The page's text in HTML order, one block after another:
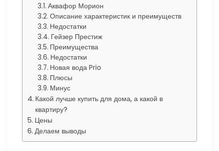
Аквафор Морион
Описание характеристик и преимуществ
Недостатки
Гейзер Престиж
Преимущества
Недостатки
Новая вода Prio
Плюсы
Минус
Какой лучше купить для дома, а какой в
квартиру?
Цены
Делаем выводы